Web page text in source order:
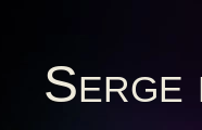
Serge